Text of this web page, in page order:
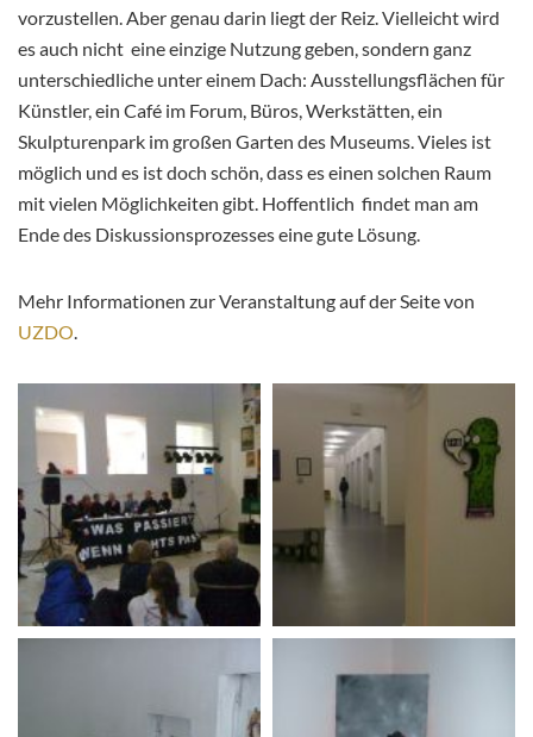
vorzustellen. Aber genau darin liegt der Reiz. Vielleicht wird
es auch nicht eine einzige Nutzung geben, sondern ganz
unterschiedliche unter einem Dach: Ausstellungsflächen für
Künstler, ein Café im Forum, Büros, Werkstätten, ein
Skulpturenpark im großen Garten des Museums. Vieles ist
möglich und es ist doch schön, dass es einen solchen Raum
mit vielen Möglichkeiten gibt. Hoffentlich findet man am
Ende des Diskussionsprozesses eine gute Lösung.
Mehr Informationen zur Veranstaltung auf der Seite von
UZDO.